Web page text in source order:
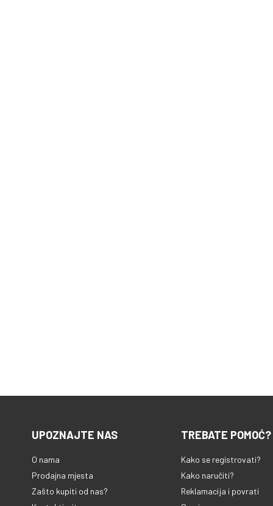
UPOZNAJTE NAS
O nama
Prodajna mjesta
Zašto kupiti od nas?
TREBATE POMOĆ?
Kako se registrovati?
Kako naručiti?
Reklamacija i povrati